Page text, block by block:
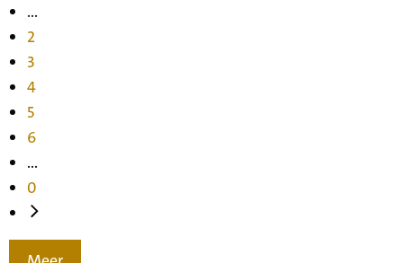
...
2
3
4
5
6
...
0